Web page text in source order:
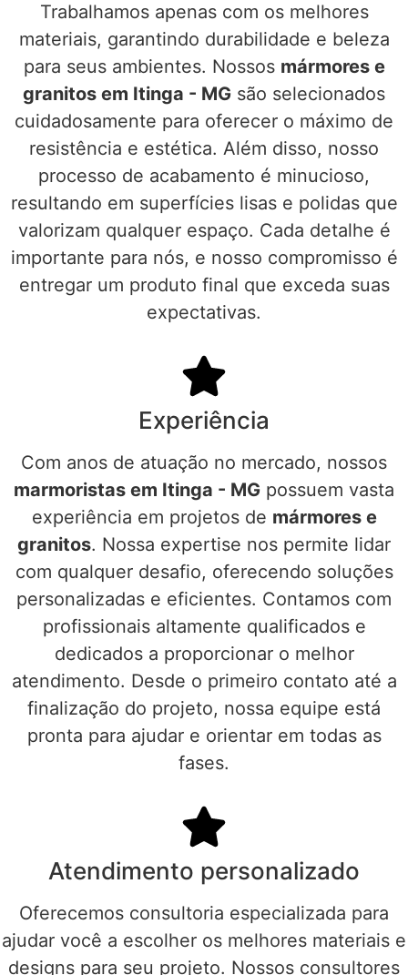
Trabalhamos apenas com os melhores
materiais, garantindo durabilidade e beleza
para seus ambientes. Nossos mármores e
granitos em Itinga - MG são selecionados
cuidadosamente para oferecer o máximo de
resistência e estética. Além disso, nosso
processo de acabamento é minucioso,
resultando em superfícies lisas e polidas que
valorizam qualquer espaço. Cada detalhe é
importante para nós, e nosso compromisso é
entregar um produto final que exceda suas
expectativas.
Experiência
Com anos de atuação no mercado, nossos
marmoristas em Itinga - MG possuem vasta
experiência em projetos de mármores e
granitos. Nossa expertise nos permite lidar
com qualquer desafio, oferecendo soluções
personalizadas e eficientes. Contamos com
profissionais altamente qualificados e
dedicados a proporcionar o melhor
atendimento. Desde o primeiro contato até a
finalização do projeto, nossa equipe está
pronta para ajudar e orientar em todas as
fases.
Atendimento personalizado
Oferecemos consultoria especializada para
ajudar você a escolher os melhores materiais e
designs para seu projeto. Nossos consultores